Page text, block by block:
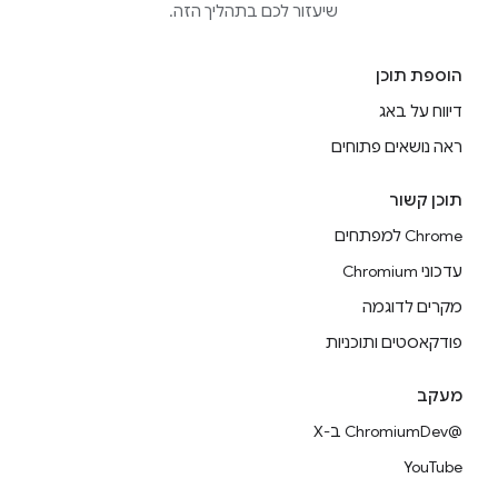
שיעזור לכם בתהליך הזה.
הוספת תוכן
דיווח על באג
ראה נושאים פתוחים
תוכן קשור
Chrome למפתחים
עדכוני Chromium
מקרים לדוגמה
פודקאסטים ותוכניות
מעקב
@ChromiumDev ב-X
YouTube